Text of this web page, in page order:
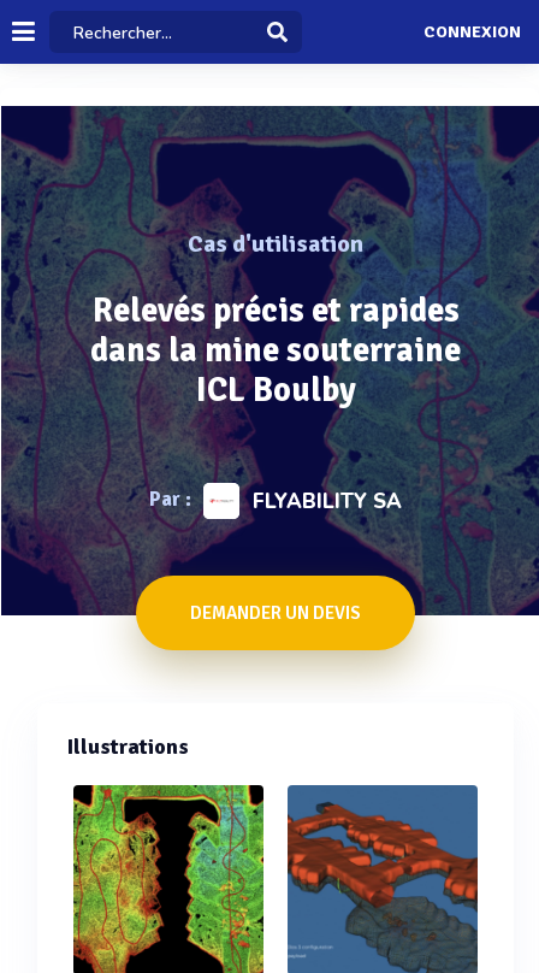
CONNEXION
Cas d'utilisation
Relevés précis et rapides
dans la mine souterraine
ICL Boulby
Par : FLYABILITY SA
DEMANDER UN DEVIS
Illustrations